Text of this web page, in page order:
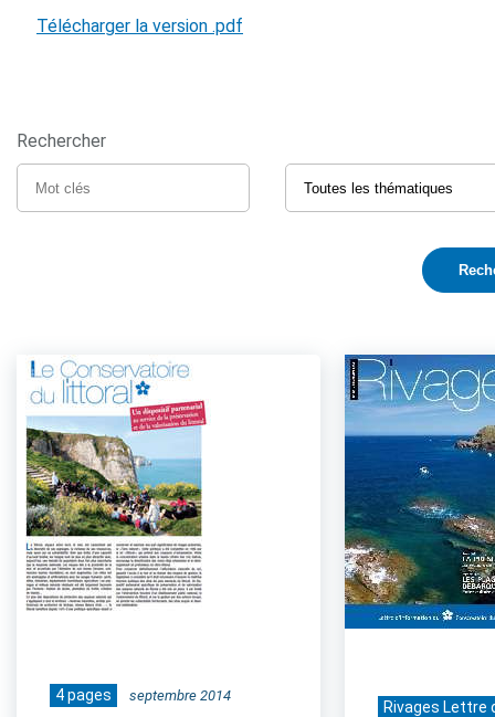
Télécharger la version .pdf
Rechercher
4 pages septembre 2014
Rivages Lettre